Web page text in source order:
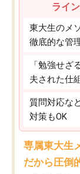
ライ
東大生のメ
徹底的な管
「勉強せ
夫された仕
質問対応な
対策もOK
専属東大生
だから圧倒